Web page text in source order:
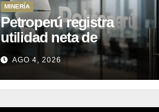
MINERÍA
Petroperú registra
utilidad neta de
US$121 millones al
cierre del primer
semestre 2026
AGO 4, 2026